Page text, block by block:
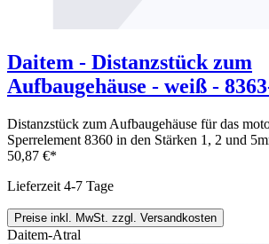
Daitem - Distanzstück zum
Aufbaugehäuse - weiß -
Distanzstück zum Aufbaugehäuse für das
Sperrelement 8360 in den Stärken 1, 2 und
50,87 €*
Lieferzeit 4-7 Tage
Preise inkl. MwSt. zzgl. Versandkosten
Daitem-Atral